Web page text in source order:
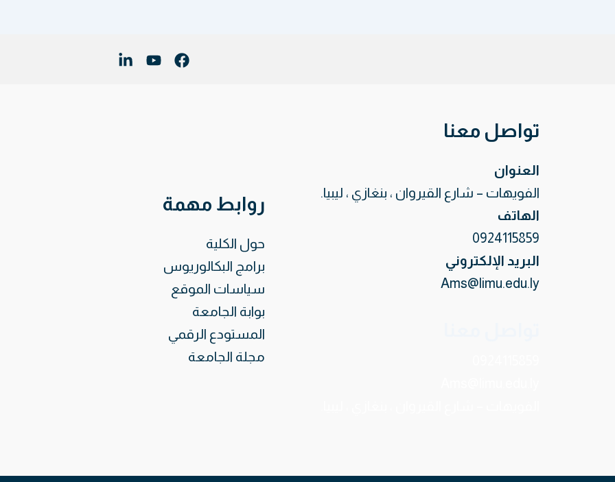
تواصل معنا
العنوان
الفويهات – شارع القيروان ، بنغازي ، ليبيا.
الهاتف
0924115859
البريد الإلكتروني
Ams@limu.edu.ly
روابط مهمة
حول الكلية
برامج البكالوريوس
سياسات الموقع
بوابة الجامعة
المستودع الرقمي
مجلة الجامعة